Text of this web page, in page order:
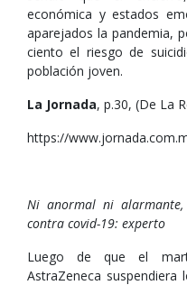
económica y estados
aparejados la pandemia,
ciento el riesgo de
población joven.
La Jornada, p.30, (De La
https://
Ni anormal ni alarmante,
contra covid-19: experto
Luego de que el
AstraZeneca